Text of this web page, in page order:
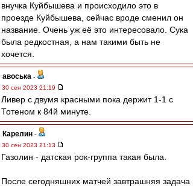
внучка Куйбышева и происходило это в
проезде Куйбышева, сейчас вроде сменил он
название. Очень уж её это интересовало. Сука
была редкостная, а нам такими быть не
хочется.
авоська -
30 сен 2023 21:19
Ливер с двумя красными пока держит 1-1 с
Тотеном к 84й минуте.
Карелин -
30 сен 2023 21:13
Газолин - датская рок-группа такая была.
После сегодняшних матчей завтрашняя задача